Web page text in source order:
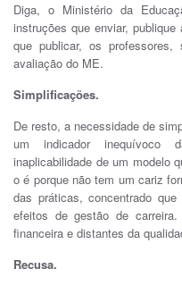
Diga, o Ministério da
instruções que enviar,
que publicar, os
avaliação do ME.
Simplificações.
De resto, a necessidade de
um indicador inequívoco
inaplicabilidade de um modelo
o é porque não tem um cariz
das práticas, concentrado
efeitos de gestão de
financeira e distantes da
Recusa.